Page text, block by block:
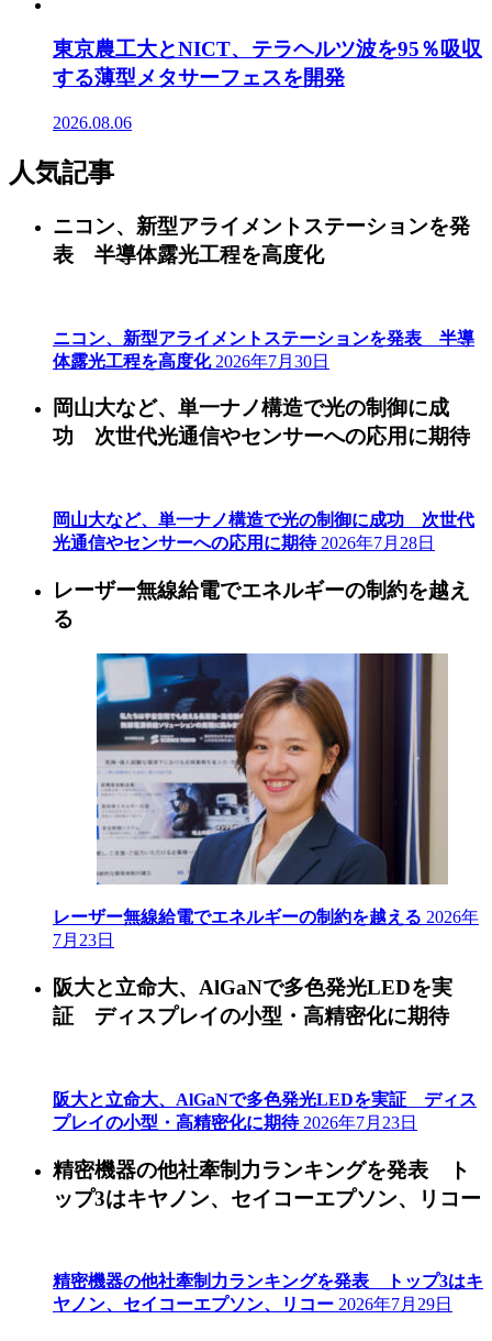
東京農工大とNICT、テラヘルツ波を95％吸収
する薄型メタサーフェスを開発
2026.08.06
人気記事
ニコン、新型アライメントステーションを発
表 半導体露光工程を高度化
ニコン、新型アライメントステーションを発表 半導
体露光工程を高度化 2026年7月30日
岡山大など、単一ナノ構造で光の制御に成
功 次世代光通信やセンサーへの応用に期待
岡山大など、単一ナノ構造で光の制御に成功 次世代
光通信やセンサーへの応用に期待 2026年7月28日
レーザー無線給電でエネルギーの制約を越え
る
レーザー無線給電でエネルギーの制約を越える 2026年
7月23日
阪大と立命大、AlGaNで多色発光LEDを実
証 ディスプレイの小型・高精密化に期待
阪大と立命大、AlGaNで多色発光LEDを実証 ディス
プレイの小型・高精密化に期待 2026年7月23日
精密機器の他社牽制力ランキングを発表 ト
ップ3はキヤノン、セイコーエプソン、リコー
精密機器の他社牽制力ランキングを発表 トップ3はキ
ヤノン、セイコーエプソン、リコー 2026年7月29日